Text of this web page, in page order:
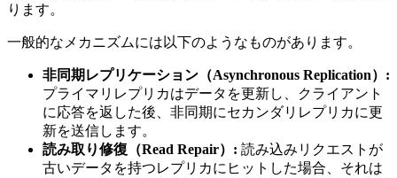
ります。
一般的なメカニズムには以下のようなものがあります。
非同期レプリケーション（Asynchronous Replication）:
プライマリレプリカはデータを更新し、クライアント
に応答を返した後、非同期にセカンダリレプリカに更
新を送信します。
読み取り修復（Read Repair）: 読み込みリクエストが
古いデータを持つレプリカにヒットした場合、それは